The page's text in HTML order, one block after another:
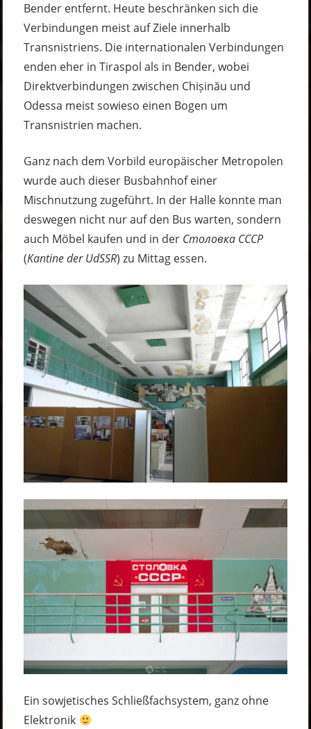
Bender entfernt. Heute beschränken sich die
Verbindungen meist auf Ziele innerhalb
Transnistriens. Die internationalen Verbindungen
enden eher in Tiraspol als in Bender, wobei
Direktverbindungen zwischen Chișinău und
Odessa meist sowieso einen Bogen um
Transnistrien machen.
Ganz nach dem Vorbild europäischer Metropolen
wurde auch dieser Busbahnhof einer
Mischnutzung zugeführt. In der Halle konnte man
deswegen nicht nur auf den Bus warten, sondern
auch Möbel kaufen und in der Столовка СССР
(Kantine der UdSSR) zu Mittag essen.
Ein sowjetisches Schließfachsystem, ganz ohne
Elektronik